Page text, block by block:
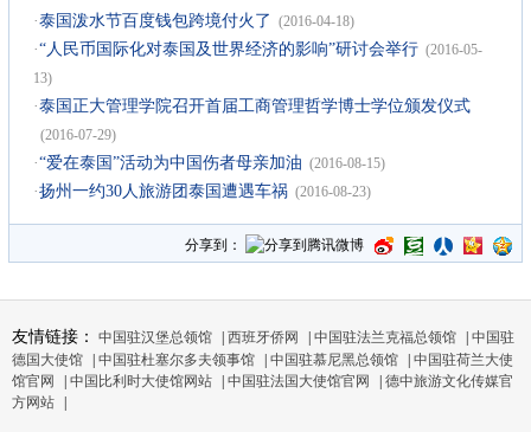
·泰国泼水节百度钱包跨境付火了 (2016-04-18)
·“人民币国际化对泰国及世界经济的影响”研讨会举行 (2016-05-
13)
·泰国正大管理学院召开首届工商管理哲学博士学位颁发仪式
(2016-07-29)
·“爱在泰国”活动为中国伤者母亲加油 (2016-08-15)
·扬州一约30人旅游团泰国遭遇车祸 (2016-08-23)
分享到：
友情链接： 中国驻汉堡总领馆 西班牙侨网 中国驻法兰克福总领馆
中国驻
德国大使馆
中国驻杜塞尔多夫领事馆 中国驻慕尼黑总领馆
中国驻荷兰大使
馆官网
中国比利时大使馆网站 中国驻法国大使馆官网
德中旅游文化传媒官
方网站